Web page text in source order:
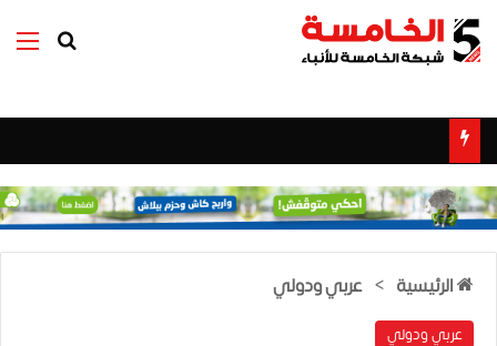
بحث عن
الرئيسية > عربي ودولي
عربي ودولي